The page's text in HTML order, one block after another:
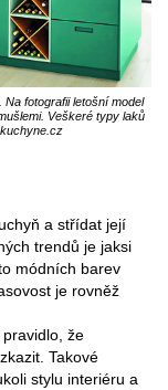
Na fotografii letošní model
Veškeré typy laků
a střídat její
trendů je jaksi
módních barev
je rovněž
že
Takové
stylu interiéru a